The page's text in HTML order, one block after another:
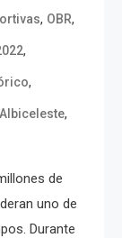
, OBR,
,
,
,
de
uno de
Durante